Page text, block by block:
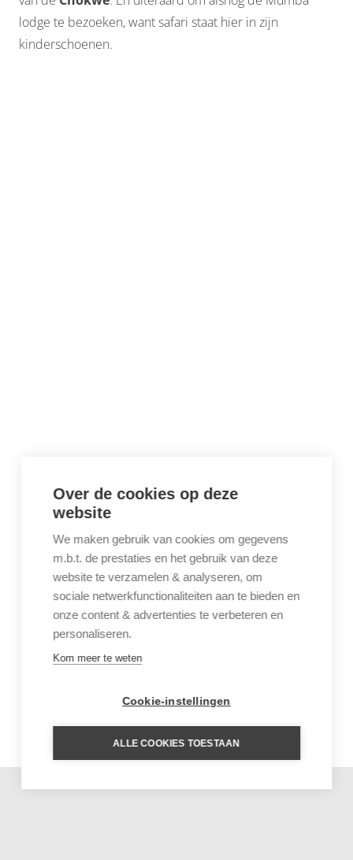
lodge te bezoeken, want safari staat hier in zijn
kinderschoenen.
Over de cookies op deze
website
We maken gebruik van cookies om gegevens
m.b.t. de prestaties en het gebruik van deze
website te verzamelen & analyseren, om
sociale netwerkfunctionaliteiten aan te bieden en
onze content & advertenties te verbeteren en
personaliseren.
Kom meer te weten
Cookie-instellingen
ALLE COOKIES TOESTAAN